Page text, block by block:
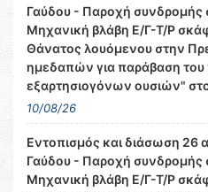
Γαύδου - Παροχή συνδρομής
Μηχανική βλάβη Ε/Γ-Τ/Ρ
Θάνατος λουόμενου στην
ημεδαπών για παράβαση του
εξαρτησιογόνων ουσιών"
10/08/26
Εντοπισμός και διάσωση 26
Γαύδου - Παροχή συνδρομής
Μηχανική βλάβη Ε/Γ-Τ/Ρ